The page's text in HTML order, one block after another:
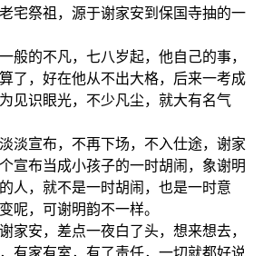
宅祭祖，源于谢家安到保国寺抽的一
般的不凡，七八岁起，他自己的事，
了，好在他从不出大格，后来一考成
见识眼光，不少凡尘，就大有名气
淡宣布，不再下场，不入仕途，谢家
宣布当成小孩子的一时胡闹，象谢明
人，就不是一时胡闹，也是一时意
呢，可谢明韵不一样。
家安，差点一夜白了头，想来想去，
有家有室，有了责任，一切就都好说